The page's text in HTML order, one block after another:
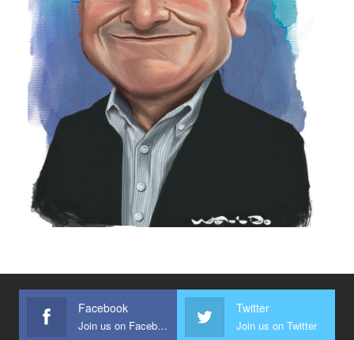
Facebook
Join us on Facebook
Twitter
Join us on Twitter